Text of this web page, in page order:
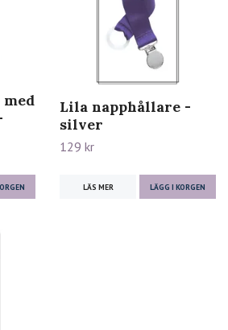
Lila napphållare -
silver
129 kr
LÄS MER LÄGG I KORGEN